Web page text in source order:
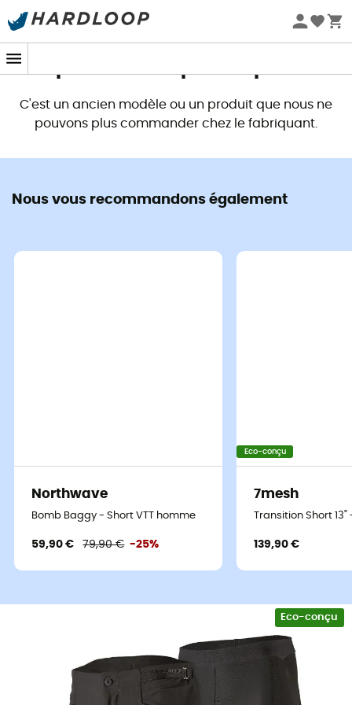
Promos d'été 🔥 -5 % EXTRA dès 2 produits* code Summer5
C'est un ancien modèle ou un produit que nous ne
pouvons plus commander chez le fabriquant.
Nous vous recommandons également
Northwave
Bomb Baggy - Short VTT homme
59,90 € 79,90 € -25%
Eco-conçu
7mesh
Transition Short
139,90 €
Eco-conçu
Le short de VTT au style polyvalent.